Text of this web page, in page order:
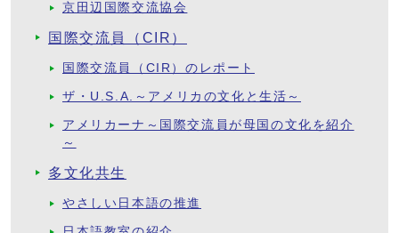
京田辺国際交流協会
国際交流員（CIR）
国際交流員（CIR）のレポート
ザ・U.S.A.～アメリカの文化と生活～
アメリカーナ～国際交流員が母国の文化を紹介
～
多文化共生
やさしい日本語の推進